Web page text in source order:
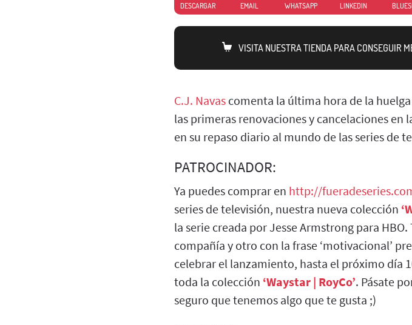
DESCARGAR EMAIL WHATSAPP LINKEDIN
VISITA NUESTRA TIENDA PARA CONSEGUIR
C.J. Navas comenta la última hora de la
las primeras renovaciones y cancelaciones
en su repaso diario al mundo de las series de
PATROCINADOR:
Ya puedes comprar en http://
series de televisión, nuestra nueva colección
la serie creada por Jesse Armstrong para
compañía y otro con la frase ‘motivacional’
celebrar el lanzamiento, hasta el próximo día
toda la colección ‘Waystar | RoyCo’. Pásate
seguro que tenemos algo que te gusta ;)